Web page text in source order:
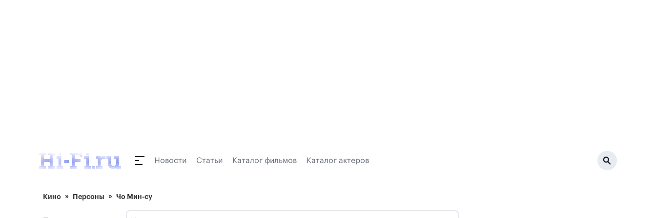
Новости Статьи Каталог фильмов Каталог актеров
Кино Персоны Чо Мин-су